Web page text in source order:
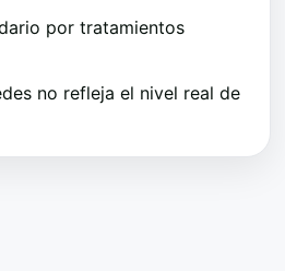
por tratamientos
no refleja el nivel real de